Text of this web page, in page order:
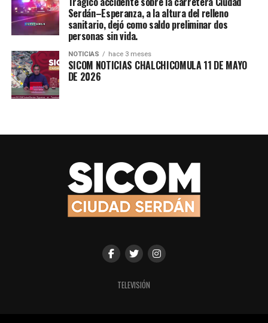
Serdán–Esperanza, a la altura del relleno
sanitario, dejó como saldo preliminar dos
personas sin vida.
NOTICIAS hace 3 meses
SICOM NOTICIAS CHALCHICOMULA 11 DE MAYO
DE 2026
TELEVISIÓN